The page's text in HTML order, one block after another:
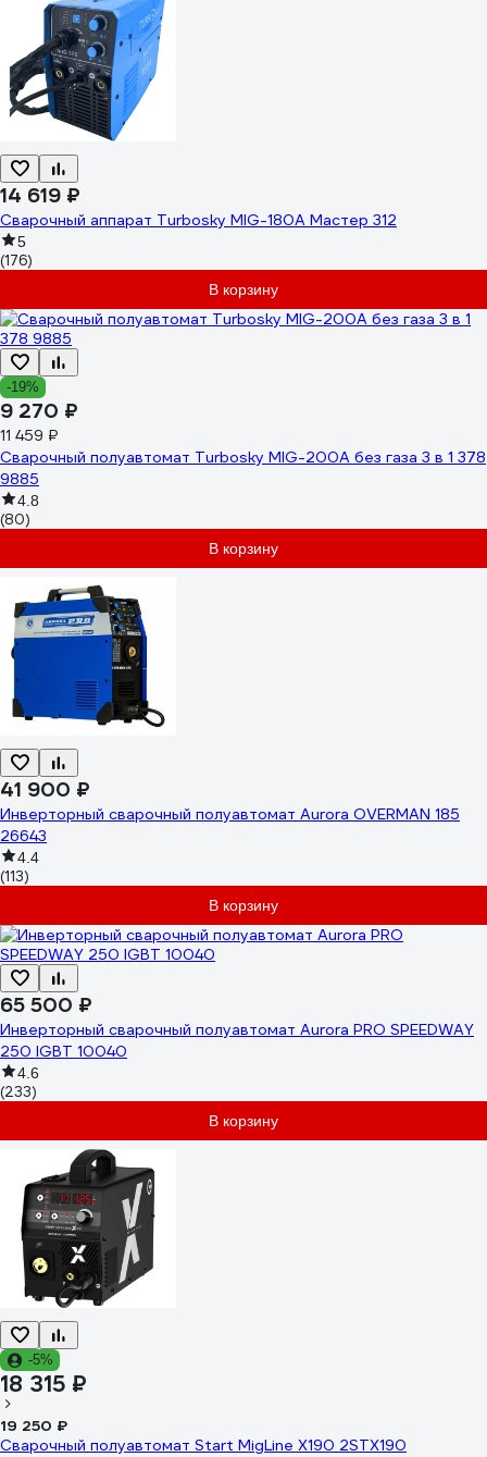
14 619 ₽
Сварочный аппарат Turbosky MIG-180А Мастер 312
5
(176)
В корзину
-19%
9 270 ₽
11 459 ₽
Сварочный полуавтомат Turbosky MIG-200A без газа 3 в 1 378
9885
4.8
(80)
В корзину
41 900 ₽
Инверторный сварочный полуавтомат Aurora OVERMAN 185
26643
4.4
(113)
В корзину
65 500 ₽
Инверторный сварочный полуавтомат Aurora PRO SPEEDWAY
250 IGBT 10040
4.6
(233)
В корзину
-5%
18 315 ₽
19 250 ₽
Сварочный полуавтомат Start MigLine X190 2STX190